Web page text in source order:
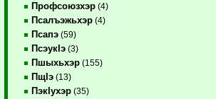
Профсоюзхэр (4)
Псалъэжьхэр (4)
Псапэ (59)
ПсэукIэ (3)
Пшыхьхэр (155)
ПщIэ (13)
ПэкIухэр (35)